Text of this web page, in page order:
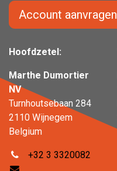
Hoofdzetel:
Marthe Dumortier
NV
Turnhoutsebaan 284
2110 Wijnegem
Belgium
+32 3 3320082
Account aanvragen